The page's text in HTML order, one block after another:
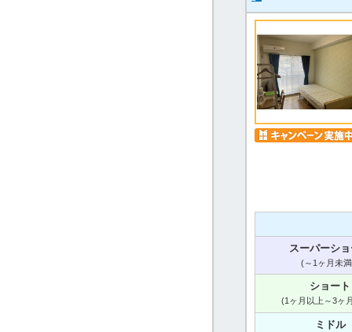
スーパーシ
(～1ヶ月未
ショート
(1ヶ月以上～3ヶ
ミドル